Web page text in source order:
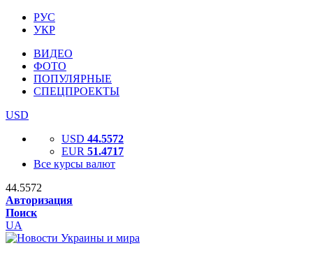
РУС
УКР
ВИДЕО
ФОТО
ПОПУЛЯРНЫЕ
СПЕЦПРОЕКТЫ
USD
USD 44.5572
EUR 51.4717
Все курсы валют
44.5572
Авторизация
Поиск
UA